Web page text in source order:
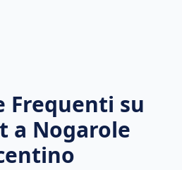
Frequenti su
a Nogarole